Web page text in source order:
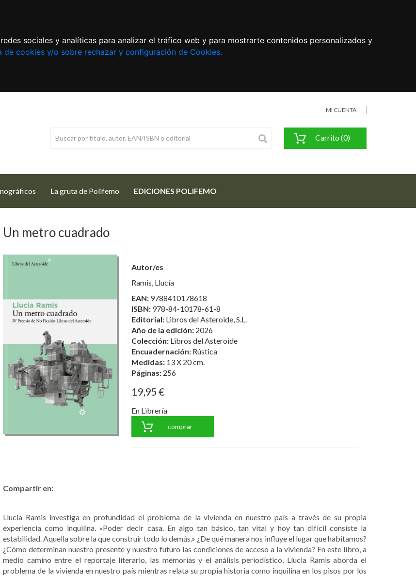
sociales y analíticas para analizar el tráfico web y para mostrarte contenidos personalizados y
cookies y/o sobre rechazar y configuración de Cookies.
MI CUENTA
Carrito (0)
La gruta de Polifemo EDICIONES POLIFEMO
Un metro cuadrado
Autor/es
Ramis, Llucía
EAN: 9788410178618
ISBN: 978-84-10178-61-8
Editorial: Libros del Asteroide, S.L.
Año de la edición: 2026
Colección: Libros del Asteroide
Encuadernación: Rústica
Medidas: 13 X 20 cm.
Páginas: 256
19,95 €
En Librería
comprar
Compartir en:
Llucia Ramis investiga en profundidad el problema de la vivienda en nuestro país a través de su propia
experiencia como inquilina. «Poder decir casa. En algo tan básico, tan vital y hoy tan difícil consiste la
estabilidad. Aquella sobre la que construir todo lo demás.» ¿De qué manera nos influye el lugar que habitamos?
¿Cómo determinan nuestro presente y nuestro futuro las condiciones de acceso a la vivienda? En este libro, a
medio camino entre el reportaje literario, las memorias y el análisis periodístico, Llucia Ramis aborda el
problema de la vivienda en nuestro país mientras relata su propia historia como inquilina en los pisos por los